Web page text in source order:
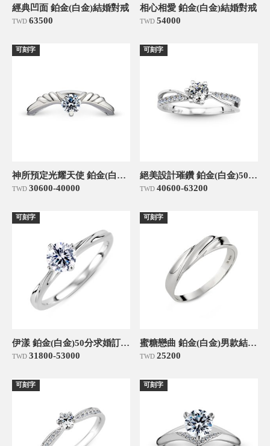
經典凹面 鉑金(白金)結婚對戒
TWD 63500
相心相愛 鉑金(白金)結婚對戒
TWD 54000
可刻字
神所預定光耀天使 鉑金(白金)30分求婚訂婚鑽戒
TWD 30600-40000
可刻字
絕美設計璀鑽 鉑金(白金)50分求婚訂婚鑽戒
TWD 40600-63200
可刻字
伊漾 鉑金(白金)50分求婚訂婚鑽戒
TWD 31800-53000
可刻字
蜜糖戀曲 鉑金(白金)男款結婚對戒
TWD 25200
可刻字 可刻字